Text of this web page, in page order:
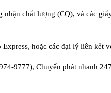
chất lượng (CQ), và các
hoặc các đại lý liên kết
9777), Chuyển phát nhanh